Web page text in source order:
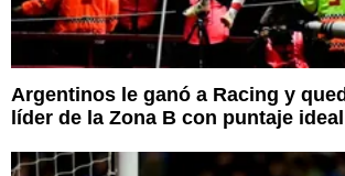
Argentinos le ganó a Racing y
líder de la Zona B con puntaje ideal